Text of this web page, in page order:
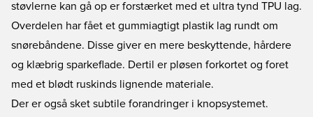
støvlerne kan gå op er forstærket med et ultra tynd TPU lag.
Overdelen har fået et gummiagtigt plastik lag rundt om
snørebåndene. Disse giver en mere beskyttende, hårdere
og klæbrig sparkeflade. Dertil er pløsen forkortet og foret
med et blødt ruskinds lignende materiale.
Der er også sket subtile forandringer i knopsystemet.